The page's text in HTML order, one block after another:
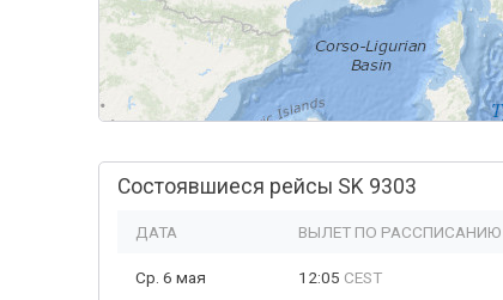
Состоявшиеся рейсы SK 9303
ДАТА ВЫЛЕТ ПО РАССПИСАНИЮ
Ср. 6 мая 12:05 CEST